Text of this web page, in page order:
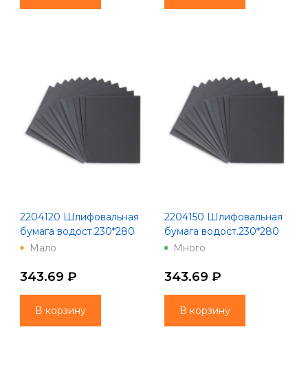
2204120 Шлифовальная
бумага водост.230*280
зерно 120 10 шт 100
Мало
343.69 ₽
В корзину
2204150 Шлифовальная
бумага водост.230*280
зерно 150 10 шт 100
Много
343.69 ₽
В корзину